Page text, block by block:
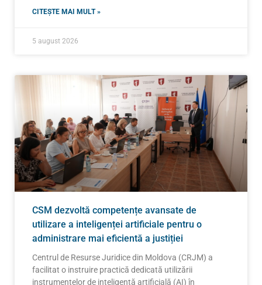
CITEȘTE MAI MULT »
5 august 2026
CSM dezvoltă competențe avansate de
utilizare a inteligenței artificiale pentru o
administrare mai eficientă a justiției
Centrul de Resurse Juridice din Moldova (CRJM) a
facilitat o instruire practică dedicată utilizării
instrumentelor de inteligență artificială (AI) în